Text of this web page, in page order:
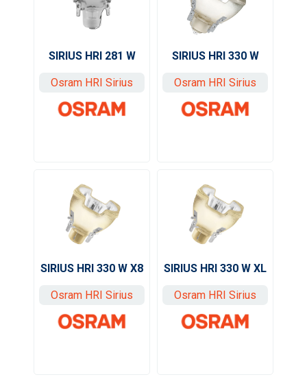
SIRIUS HRI 281 W
Osram HRI Sirius
SIRIUS HRI 330 W
Osram HRI Sirius
SIRIUS HRI 330 W X8
Osram HRI Sirius
SIRIUS HRI 330 W XL
Osram HRI Sirius